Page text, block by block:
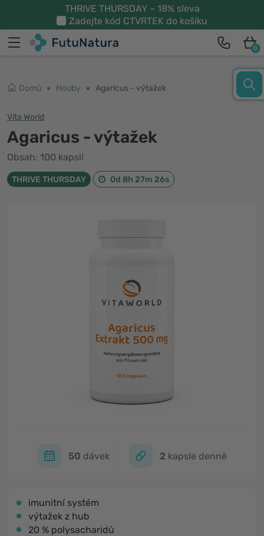
THRIVE THURSDAY – 18% sleva
Zadejte kód CTVRTEK do košíku
0
Domů Houby Agaricus - výtažek
Vita World
Agaricus - výtažek
Obsah: 100 kapslí
THRIVE THURSDAY 0d 8h 27m 26s
50 dávek 2 kapsle denně
imunitní systém
výtažek z hub
20 % polysacharidů